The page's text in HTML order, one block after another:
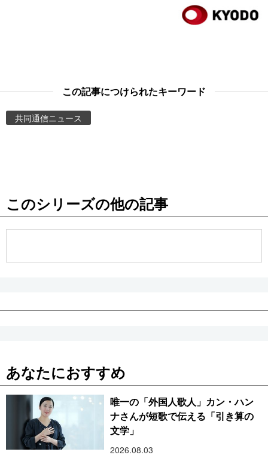
スポーツ・東京2020
Images
この記事につけられたキーワード
共同通信ニュース
このシリーズの他の記事
あなたにおすすめ
唯一の「外国人歌人」カン・ハン
ナさんが短歌で伝える「引き算の
文学」
2026.08.03